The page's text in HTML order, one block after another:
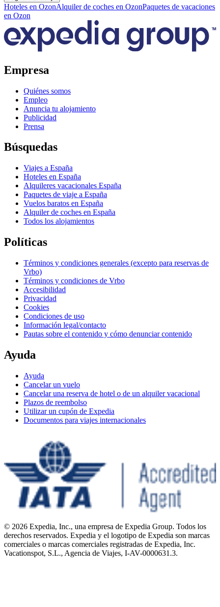
Hoteles en OzonAlquiler de coches en OzonPaquetes de vacaciones
en Ozon
Empresa
Quiénes somos
Empleo
Anuncia tu alojamiento
Publicidad
Prensa
Búsquedas
Viajes a España
Hoteles en España
Alquileres vacacionales España
Paquetes de viaje a España
Vuelos baratos en España
Alquiler de coches en España
Todos los alojamientos
Políticas
Términos y condiciones generales (excepto para reservas de
Vrbo)
Términos y condiciones de Vrbo
Accesibilidad
Privacidad
Cookies
Condiciones de uso
Información legal/contacto
Pautas sobre el contenido y cómo denunciar contenido
Ayuda
Ayuda
Cancelar un vuelo
Cancelar una reserva de hotel o de un alquiler vacacional
Plazos de reembolso
Utilizar un cupón de Expedia
Documentos para viajes internacionales
© 2026 Expedia, Inc., una empresa de Expedia Group. Todos los
derechos reservados. Expedia y el logotipo de Expedia son marcas
comerciales o marcas comerciales registradas de Expedia, Inc.
Vacationspot, S.L., Agencia de Viajes, I-AV-0000631.3.